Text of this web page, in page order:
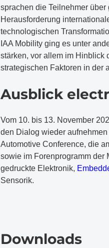
sprachen die Teilnehmer
Herausforderung
technologischen
IAA Mobility ging es unter
stärken, vor allem im Hinblick
strategischen Faktoren in der
​Ausblick
​Vom 10. bis 13. November
den Dialog wieder
Automotive Conference, die
sowie im Forenprogramm der
gedruckte Elektronik,
Sensorik.
Downloads